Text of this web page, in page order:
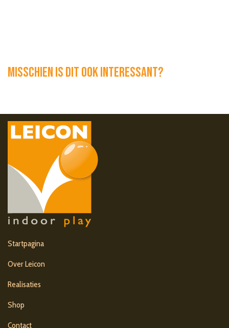
Misschien is dit ook interessant?
Startpagina
Over Leicon
Realisaties
Shop
Contact